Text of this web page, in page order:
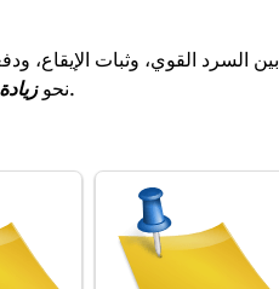
بين السرد القوي، وثبات
نحووتحويل كل ظهور إلى فرصة تعمّق حضورك وتوسّع أثر علامتك.